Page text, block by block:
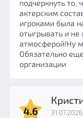
подчеркнуть то,
актерским
игроками была
отыгрывать и
атмосферой!Ну
Обязательно
организации
4.6
31.07.2026